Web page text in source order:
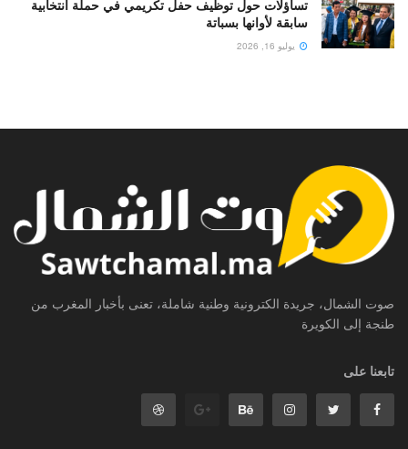
تساؤلات حول توظيف حفل تكريمي في حملة انتخابية
سابقة لأوانها بسباتة
يوليو 16, 2026
صوت الشمال، جريدة الكترونية وطنية شاملة، تعنى بأخبار المغرب من
طنجة إلى الكويرة
تابعنا على